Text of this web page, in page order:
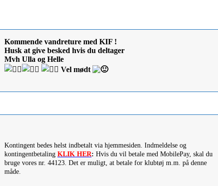
Kommende vandreture med KIF !
Husk at give besked hvis du deltager
Mvh Ulla og Helle
Vel mødt
Kontingent bedes helst indbetalt via hjemmesiden. Indmeldelse og
kontingentbetaling KLIK HER: Hvis du vil betale med MobilePay, skal du
bruge vores nr. 44123. Det er muligt, at betale for klubtøj m.m. på denne
måde.